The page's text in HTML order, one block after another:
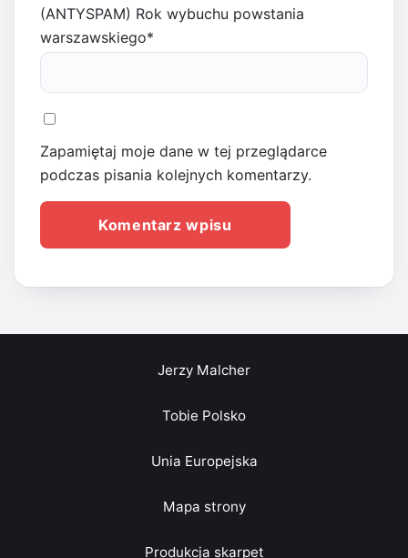
(ANTYSPAM) Rok wybuchu powstania
warszawskiego*
Zapamiętaj moje dane w tej przeglądarce
podczas pisania kolejnych komentarzy.
Jerzy Malcher
Tobie Polsko
Unia Europejska
Mapa strony
Produkcja skarpet